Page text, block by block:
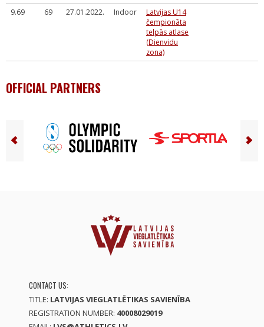
9.69
69 27.01.2022. Indoor
Latvijas U14
čempionāta
telpās atlase
(Dienvidu
zona)
OFFICIAL PARTNERS
CONTACT US:
TITLE: LATVIJAS VIEGLATLĒTIKAS SAVIENĪBA
REGISTRATION NUMBER: 40008029019